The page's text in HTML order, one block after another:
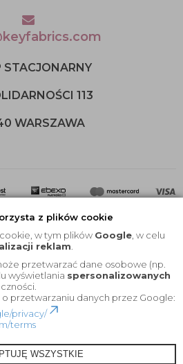
z plików cookie
w tym plików Google , w celu
reklam
przetwarzać dane osobowe (np.
wyświetlania spersonalizowanych
przetwarzaniu danych przez Google:
privacy/
terms
WSZYSTKIE
STACJONARNY
113
WARSZAWA
Zastrzeżone |KEYfabrics
sklepu: